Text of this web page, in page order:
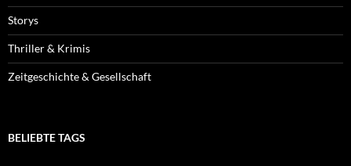
Storys
Thriller & Krimis
Zeitgeschichte & Gesellschaft
BELIEBTE TAGS